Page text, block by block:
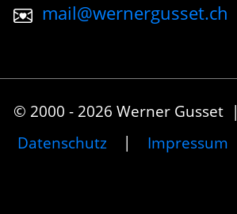
mail@wernergusset.ch
© 2000 - 2026 Werner Gusset |
Datenschutz
| Impressum